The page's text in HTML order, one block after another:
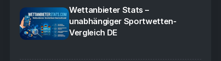
Wettanbieter Stats –
unabhängiger Sportwetten-
Vergleich DE